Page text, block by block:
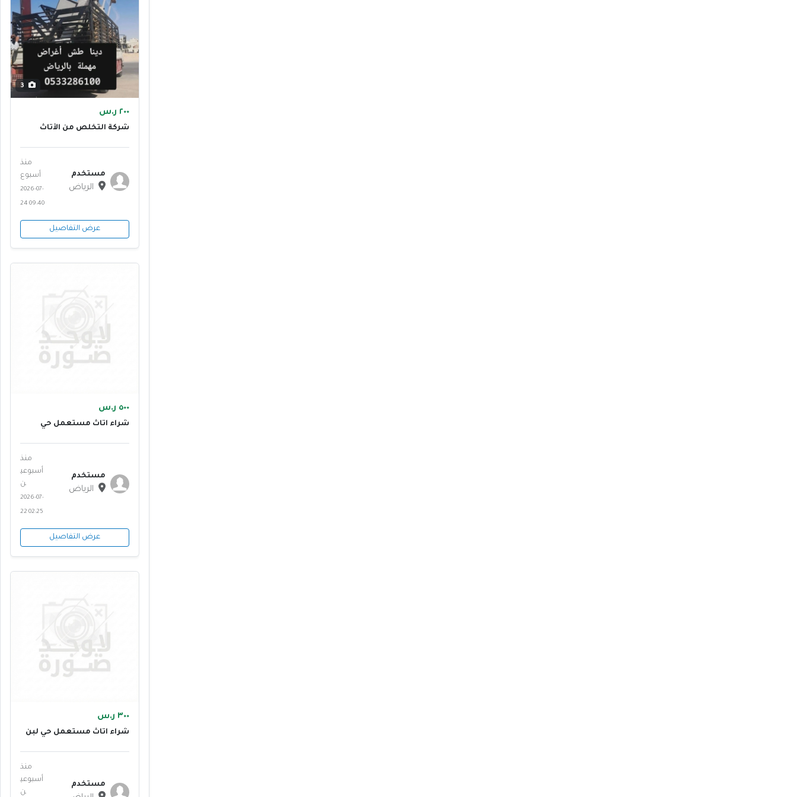
٢٠٠ ر.س
شركة التخلص من الأثاث
دينات طش رمي
مستخدم
الرياض
منذ
أسبوع
2026-07-
24 09:40
عرض التفاصيل
٥٠٠ ر.س
شراء اثاث مستعمل حي
منى
مستخدم
الرياض
منذ
أسبوعي
ن
2026-07-
22 02:25
عرض التفاصيل
٣٠٠ ر.س
شراء اثاث مستعمل حي لبن
مستخدم
منذ
أسبوعي
ن